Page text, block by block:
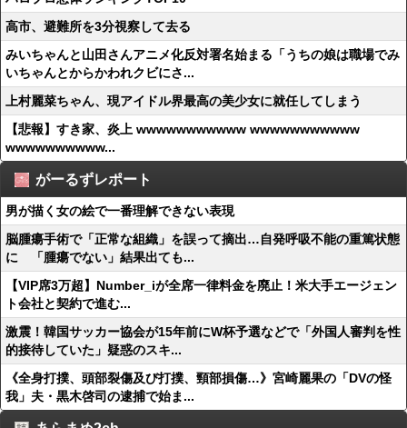
高市、避難所を3分視察して去る
みいちゃんと山田さんアニメ化反対署名始まる「うちの娘は職場でみ
いちゃんとからかわれクビにさ...
上村麗菜ちゃん、現アイドル界最高の美少女に就任してしまう
【悲報】すき家、炎上 wwwwwwwwwww wwwwwwwwwww
wwwwwwwwww...
がーるずレポート
男が描く女の絵で一番理解できない表現
脳腫瘍手術で「正常な組織」を誤って摘出…自発呼吸不能の重篤状態
に 「腫瘍でない」結果出ても...
【VIP席3万超】Number_iが全席一律料金を廃止！米大手エージェン
ト会社と契約で進む...
激震！韓国サッカー協会が15年前にW杯予選などで「外国人審判を性
的接待していた」疑惑のスキ...
《全身打撲、頭部裂傷及び打撲、頸部損傷…》宮崎麗果の「DVの怪
我」夫・黒木啓司の逮捕で始ま...